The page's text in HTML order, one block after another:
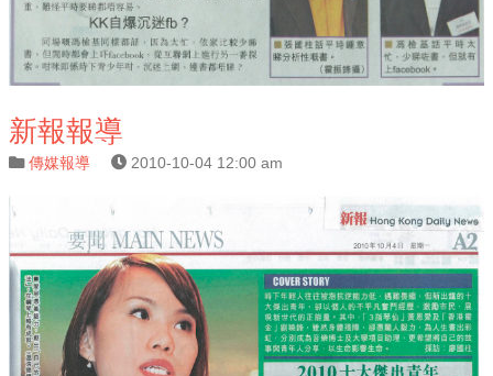
新報報導
傳媒報導 2010-10-04 12:00 am